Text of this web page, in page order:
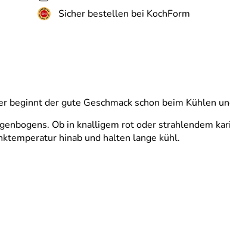
Sicher bestellen bei KochForm
der gute Geschmack schon beim Kühlen
Ob in knalligem rot oder strahlendem
hinab und halten lange kühl.